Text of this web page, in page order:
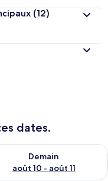
n
x
n
o
(12)
dates.
9 - août 10
Demain
août 10 - août 11
la disponibilité pour